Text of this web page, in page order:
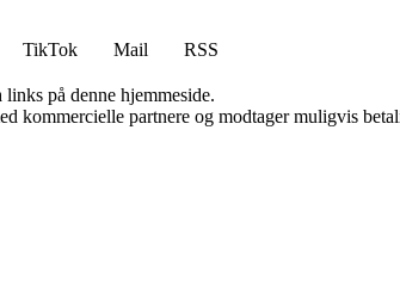
TikTok Mail
RSS
på denne hjemmeside.
kommercielle partnere og modtager muligvis